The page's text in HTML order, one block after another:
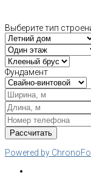
Выберите тип
Фундамент
Powered by